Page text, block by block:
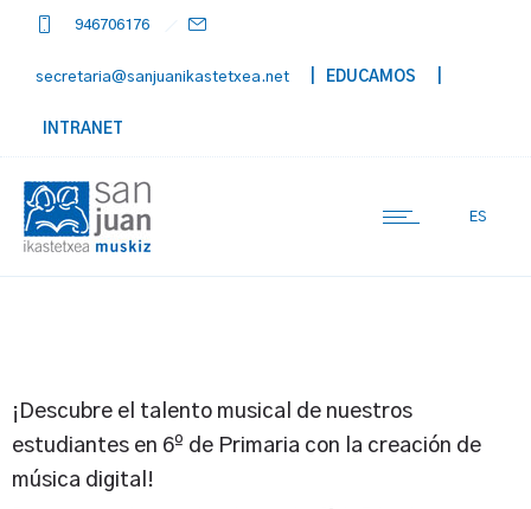
946706176
secretaria@sanjuanikastetxea.net | EDUCAMOS
INTRANET
ES
¡Descubre el talento musical de nuestros
estudiantes en 6º de Primaria con la creación de
música digital!